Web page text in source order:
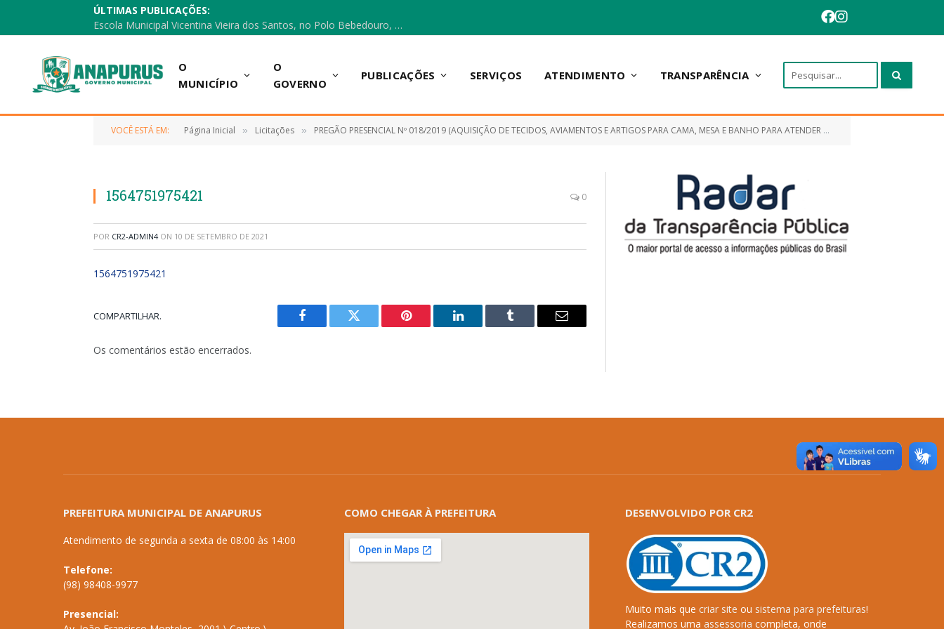
ÚLTIMAS PUBLICAÇÕES:
Escola Municipal Vicentina Vieira dos Santos, no Polo Bebedouro, recebeu materiais para a implantação do Cantinho da Leitura e da Sala Multidisciplinar.
O
MUNICÍPIO
O
GOVERNO
PUBLICAÇÕES SERVIÇOS ATENDIMENTO TRANSPARÊNCIA
VOCÊ ESTÁ EM: Página Inicial » Licitações » PREGÃO PRESENCIAL Nº 018/2019 (AQUISIÇÃO DE TECIDOS, AVIAMENTOS E ARTIGOS PARA CAMA, MESA E BANHO PARA ATENDER A DEMANDA DAS SECRETARIAS MUNICIPAIS DE ANAPURUS)
1564751975421 0
POR CR2-ADMIN4 ON 10 DE SETEMBRO DE 2021
1564751975421
COMPARTILHAR.
Facebook Twitter Pinterest LinkedIn Tumblr
E-
Os comentários estão encerrados.
PREFEITURA MUNICIPAL DE ANAPURUS
Atendimento de segunda a sexta de 08:00 às 14:00
Telefone:
(98) 98408-9977
Presencial:
COMO CHEGAR À PREFEITURA DESENVOLVIDO POR CR2
Muito mais que criar site ou sistema para prefeituras!
Realizamos uma assessoria completa, onde